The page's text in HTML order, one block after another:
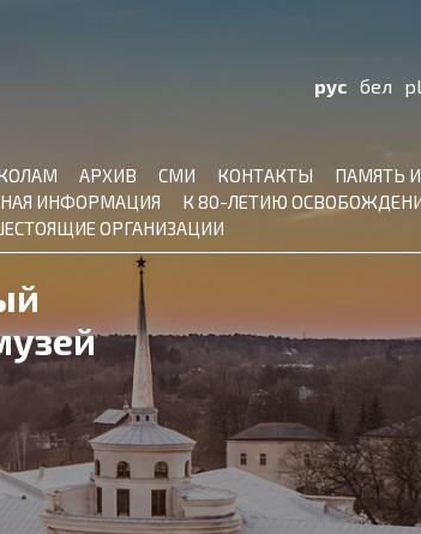
рус бел pl
АРХИВ СМИ КОНТАКТЫ
ПАМЯТЬ
ИНФОРМАЦИЯ
К 80-ЛЕТИЮ
ОРГАНИЗАЦИИ